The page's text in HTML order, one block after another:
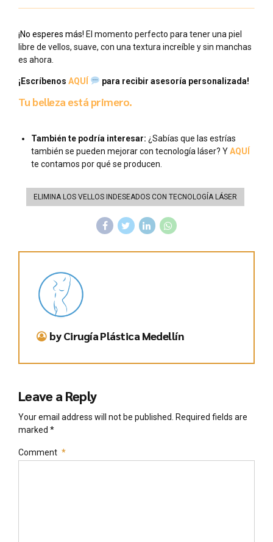
¡No esperes más! El momento perfecto para tener una piel
libre de vellos, suave, con una textura increíble y sin manchas
es ahora.
¡Escríbenos AQUÍ para recibir asesoría personalizada!
Tu belleza está primero.
También te podría interesar: ¿Sabías que las estrías
también se pueden mejorar con tecnología láser? YAQUÍ
te contamos por qué se producen.
ELIMINA LOS VELLOS INDESEADOS CON TECNOLOGÍA LÁSER
by Cirugía Plástica Medellín
Leave a Reply
Your email address will not be published. Required fields are
marked *
Comment *